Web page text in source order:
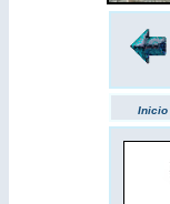
Inicio